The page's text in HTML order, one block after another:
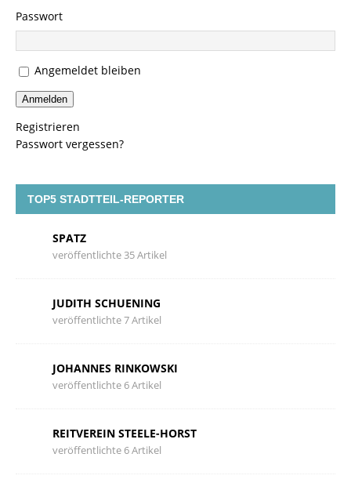
Passwort
Angemeldet bleiben
Anmelden
Registrieren
Passwort vergessen?
TOP5 STADTTEIL-REPORTER
SPATZ
veröffentlichte 35 Artikel
JUDITH SCHUENING
veröffentlichte 7 Artikel
JOHANNES RINKOWSKI
veröffentlichte 6 Artikel
REITVEREIN STEELE-HORST
veröffentlichte 6 Artikel